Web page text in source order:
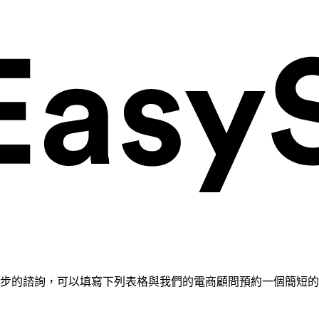
的諮詢，可以填寫下列表格與我們的電商顧問預約一個簡短